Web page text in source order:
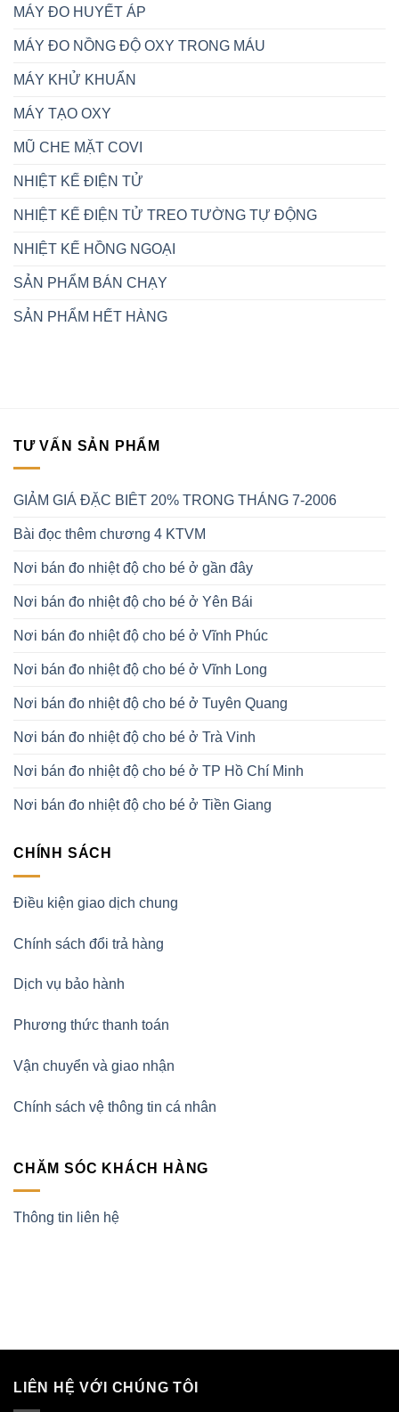
MÁY ĐO HUYẾT ÁP
MÁY ĐO NỒNG ĐỘ OXY TRONG MÁU
MÁY KHỬ KHUẨN
MÁY TẠO OXY
MŨ CHE MẶT COVI
NHIỆT KẾ ĐIỆN TỬ
NHIỆT KẾ ĐIỆN TỬ TREO TƯỜNG TỰ ĐỘNG
NHIỆT KẾ HỒNG NGOẠI
SẢN PHẨM BÁN CHẠY
SẢN PHẨM HẾT HÀNG
TƯ VẤN SẢN PHẨM
GIẢM GIÁ ĐẶC BIÊT 20% TRONG THÁNG 7-2006
Bài đọc thêm chương 4 KTVM
Nơi bán đo nhiệt độ cho bé ở gần đây
Nơi bán đo nhiệt độ cho bé ở Yên Bái
Nơi bán đo nhiệt độ cho bé ở Vĩnh Phúc
Nơi bán đo nhiệt độ cho bé ở Vĩnh Long
Nơi bán đo nhiệt độ cho bé ở Tuyên Quang
Nơi bán đo nhiệt độ cho bé ở Trà Vinh
Nơi bán đo nhiệt độ cho bé ở TP Hồ Chí Minh
Nơi bán đo nhiệt độ cho bé ở Tiền Giang
CHÍNH SÁCH
Điều kiện giao dịch chung
Chính sách đổi trả hàng
Dịch vụ bảo hành
Phương thức thanh toán
Vận chuyển và giao nhận
Chính sách vệ thông tin cá nhân
CHĂM SÓC KHÁCH HÀNG
Thông tin liên hệ
LIÊN HỆ VỚI CHÚNG TÔI